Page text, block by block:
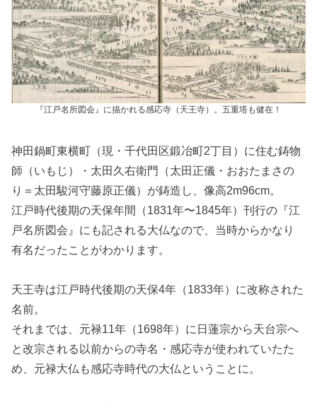
『江戸名所図会』に描かれる感応寺（天王寺）。五重塔も健在！
神田鍋町東横町（現・千代田区鍛冶町2丁目）に住む鋳物
師（いもじ）・太田久右衛門（太田正儀・おおたまさの
り＝太田駿河守藤原正儀）が鋳造し、像高2m96cm。
江戸時代後期の天保年間（1831年〜1845年）刊行の『江
戸名所図会』にも記される大仏なので、当時からかなり
有名だったことがわかります。
天王寺は江戸時代後期の天保4年（1833年）に改称された
名前。
それまでは、元禄11年（1698年）に日蓮宗から天台宗へ
と改宗される以前からの寺名・感応寺が使われていたた
め、元禄大仏も感応寺時代の大仏ということに。